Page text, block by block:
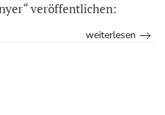
veröffentlichen:
weiterlesen